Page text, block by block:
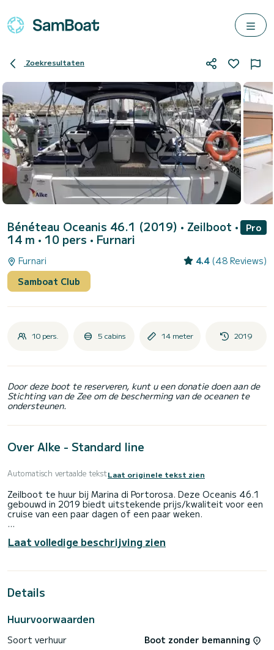
Zoekresultaten
Bénéteau Oceanis 46.1 (2019) • Zeilboot •
14 m • 10 pers • Furnari
Pro
Furnari 4.4 (48 Reviews)
Samboat Club
10 pers. 5 cabins 14 meter 2019
Door deze boot te reserveren, kunt u een donatie doen aan de
Stichting van de Zee om de bescherming van de oceanen te
ondersteunen.
Over Alke - Standard line
Automatisch vertaalde tekstLaat originele tekst zien
Zeilboot te huur bij Marina di Portorosa. Deze Oceanis 46.1
gebouwd in 2019 biedt uitstekende prijs/kwaliteit voor een
cruise van een paar dagen of een paar weken.
bootcapaciteit van 10 personen. Met een totale lengte van
15 meter is dit uw beste bondgenoot voor een
Marina di Portorosa
Voor uw comfort, Alke - Comfort lijn heeft 3 met douche
rolgenua. Het beschikt over de volgende uitrusting:
lier < /b>.
Laat volledige beschrijving zien
Details
Huurvoorwaarden
Soort verhuur
Boot zonder bemanning